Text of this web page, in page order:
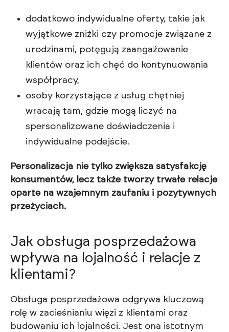
dodatkowo indywidualne oferty, takie jak
wyjątkowe zniżki czy promocje związane z
urodzinami, potęgują zaangażowanie
klientów oraz ich chęć do kontynuowania
współpracy,
osoby korzystające z usług chętniej
wracają tam, gdzie mogą liczyć na
spersonalizowane doświadczenia i
indywidualne podejście.
Personalizacja nie tylko zwiększa satysfakcję
konsumentów, lecz także tworzy trwałe relacje
oparte na wzajemnym zaufaniu i pozytywnych
przeżyciach.
Jak obsługa posprzedażowa
wpływa na lojalność i relacje z
klientami?
Obsługa posprzedażowa odgrywa kluczową
rolę w zacieśnianiu więzi z klientami oraz
budowaniu ich lojalności. Jest ona istotnym